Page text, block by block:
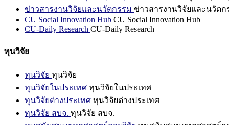
ข่าวสารงานวิจัยและนวัตกรรม ข่าวสารงานวิจัยและนวัตก
CU Social Innovation Hub CU Social Innovation Hub
CU-Daily Research CU-Daily Research
ทุนวิจัย
ทุนวิจัย ทุนวิจัย
ทุนวิจัยในประเทศ ทุนวิจัยในประเทศ
ทุนวิจัยต่างประเทศ ทุนวิจัยต่างประเทศ
ทุนวิจัย สบจ. ทุนวิจัย สบจ.